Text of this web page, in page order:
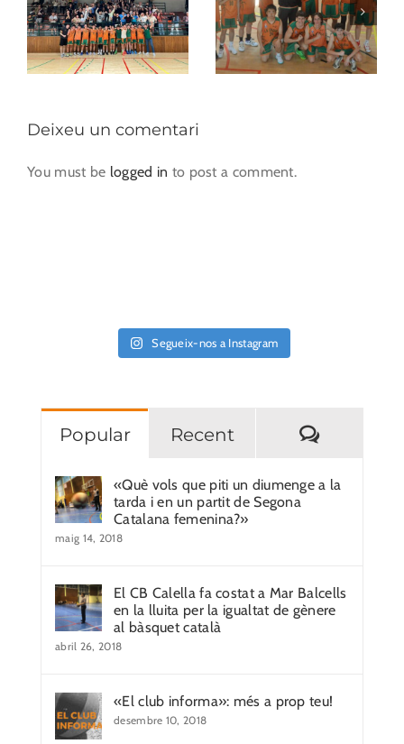
Deixeu un comentari
You must be logged in to post a comment.
Segueix-nos a Instagram
Popular Recent
«Què vols que piti un diumenge a la
tarda i en un partit de Segona
Catalana femenina?»
maig 14, 2018
El CB Calella fa costat a Mar Balcells
en la lluita per la igualtat de gènere
al bàsquet català
abril 26, 2018
«El club informa»: més a prop teu!
desembre 10, 2018